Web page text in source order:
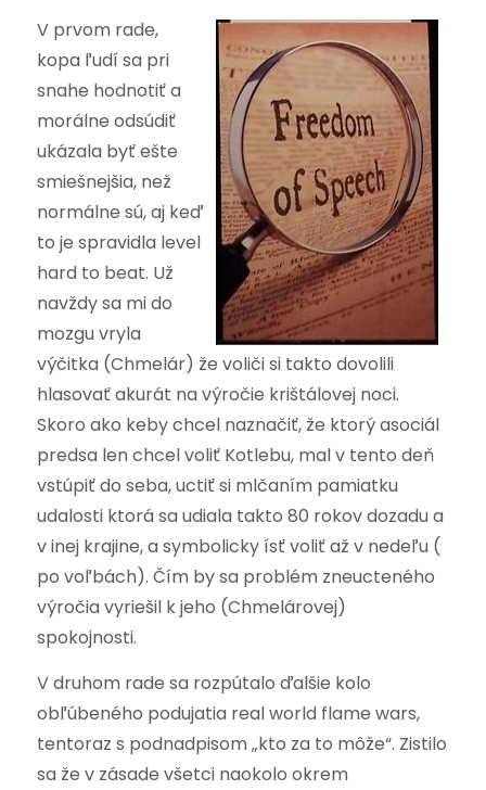
V prvom rade,
kopa ľudí sa pri
snahe hodnotiť a
morálne odsúdiť
ukázala byť ešte
smiešnejšia, než
normálne sú, aj keď
to je spravidla level
hard to beat. Už
navždy sa mi do
mozgu vryla
výčitka (Chmelár) že voliči si takto dovolili
hlasovať akurát na výročie krištálovej noci.
Skoro ako keby chcel naznačiť, že ktorý asociál
predsa len chcel voliť Kotlebu, mal v tento deň
vstúpiť do seba, uctiť si mlčaním pamiatku
udalosti ktorá sa udiala takto 80 rokov dozadu a
v inej krajine, a symbolicky ísť voliť až v nedeľu (
po voľbách). Čím by sa problém zneucteného
výročia vyriešil k jeho (Chmelárovej)
spokojnosti.
V druhom rade sa rozpútalo ďalšie kolo
obľúbeného podujatia real world flame wars,
tentoraz s podnadpisom „kto za to môže“. Zistilo
sa že v zásade všetci naokolo okrem